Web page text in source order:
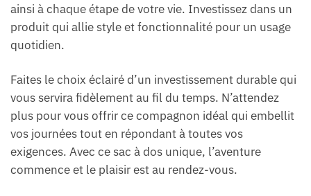
ainsi à chaque étape de votre vie. Investissez dans un
produit qui allie style et fonctionnalité pour un usage
quotidien.
Faites le choix éclairé d’un investissement durable qui
vous servira fidèlement au fil du temps. N’attendez
plus pour vous offrir ce compagnon idéal qui embellit
vos journées tout en répondant à toutes vos
exigences. Avec ce sac à dos unique, l’aventure
commence et le plaisir est au rendez-vous.